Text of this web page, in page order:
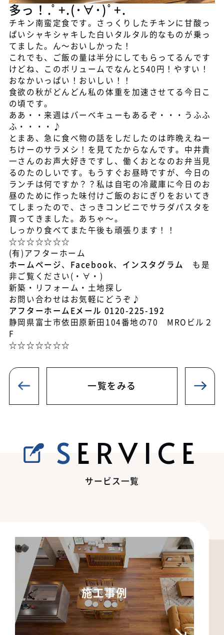
多っ！.ﾟ+.(･∀･)ﾟ+.
チキン南蛮定食です。さっくりしたチキンに甘酸っ
ぱいシャキシャキした白いタルタル的なものが乗っ
てました。ん～おいしかった！
これでも、ご飯の量は半分にしてもらってるんです
けどね、このボリュームでなんと540円！やすい！
おなかいっぱい！おいしい！！
食欲の秋がどんどん私の体重を加速させてる今日こ
の頃です。
ああ・・来週はバーベキューもあるぞ・・・うふふ
ふ・・・・♪
とまあ、急に食べ物の話をしだしたのは昨晩えねー
ちけーのサラメシ！を見てたからなんです。中井貴
一さんのお声大好きですし、働くおとなのお弁当見
るのたのしいです。もうすぐお昼時ですが、今日の
ランチは何ですか？？私は自宅の冷蔵庫に今日のお
昼のために作った味付けご飯のおにぎりをおいてき
てしまったので、さっきコンビニでサラダパスタを
買ってきました。あちゃ～。
しっかり食べてまた午後も頑張ります！！
☆☆☆☆☆☆☆
(有)アフターホーム
ホームページ、 Facebook、 インスタグラム
も是
非ご覧ください(・∀・)
新築・リフォーム・土地探し
お問い合わせはお気軽にどうぞ♪
アフターホームEメール 0120-225-192
静岡県富士市依田原新田104番地の70 MROビル２
F
☆☆☆☆☆☆☆
一覧をみる
SERVICE
サービス一覧
施工事例